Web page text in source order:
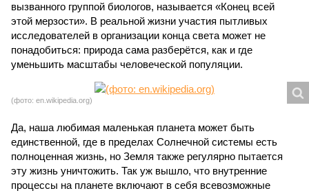
вызванного группой биологов, называется «Конец всей
этой мерзости». В реальной жизни участия пытливых
исследователей в организации конца света может не
понадобиться: природа сама разберётся, как и где
уменьшить масштабы человеческой популяции.
(фото: en.wikipedia.org)
Да, наша любимая маленькая планета может быть
единственной, где в пределах Солнечной системы есть
полноценная жизнь, но Земля также регулярно пытается
эту жизнь уничтожить. Так уж вышло, что внутренние
процессы на планете включают в себя всевозможные